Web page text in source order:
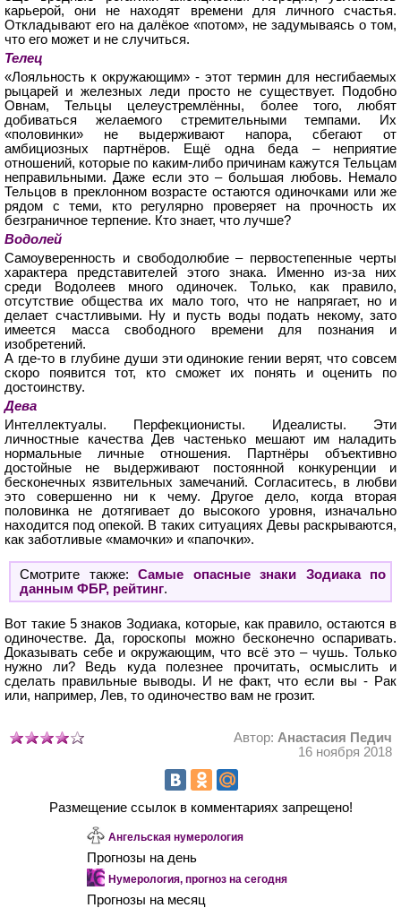
карьерой, они не находят времени для личного счастья.
Откладывают его на далёкое «потом», не задумываясь о том,
что его может и не случиться.
Телец
«Лояльность к окружающим» - этот термин для несгибаемых
рыцарей и железных леди просто не существует. Подобно
Овнам, Тельцы целеустремлённы, более того, любят
добиваться желаемого стремительными темпами. Их
«половинки» не выдерживают напора, сбегают от
амбициозных партнёров. Ещё одна беда – неприятие
отношений, которые по каким-либо причинам кажутся Тельцам
неправильными. Даже если это – большая любовь. Немало
Тельцов в преклонном возрасте остаются одиночками или же
рядом с теми, кто регулярно проверяет на прочность их
безграничное терпение. Кто знает, что лучше?
Водолей
Самоуверенность и свободолюбие – первостепенные черты
характера представителей этого знака. Именно из-за них
среди Водолеев много одиночек. Только, как правило,
отсутствие общества их мало того, что не напрягает, но и
делает счастливыми. Ну и пусть воды подать некому, зато
имеется масса свободного времени для познания и
изобретений.
А где-то в глубине души эти одинокие гении верят, что совсем
скоро появится тот, кто сможет их понять и оценить по
достоинству.
Дева
Интеллектуалы. Перфекционисты. Идеалисты. Эти
личностные качества Дев частенько мешают им наладить
нормальные личные отношения. Партнёры объективно
достойные не выдерживают постоянной конкуренции и
бесконечных язвительных замечаний. Согласитесь, в любви
это совершенно ни к чему. Другое дело, когда вторая
половинка не дотягивает до высокого уровня, изначально
находится под опекой. В таких ситуациях Девы раскрываются,
как заботливые «мамочки» и «папочки».
Смотрите также: Самые опасные знаки Зодиака по
данным ФБР, рейтинг.
Вот такие 5 знаков Зодиака, которые, как правило, остаются в
одиночестве. Да, гороскопы можно бесконечно оспаривать.
Доказывать себе и окружающим, что всё это – чушь. Только
нужно ли? Ведь куда полезнее прочитать, осмыслить и
сделать правильные выводы. И не факт, что если вы - Рак
или, например, Лев, то одиночество вам не грозит.
Автор: Анастасия Педич
16 ноября 2018
Размещение ссылок в комментариях запрещено!
Ангельская нумерология
Прогнозы на день
Нумерология, прогноз на сегодня
Прогнозы на месяц